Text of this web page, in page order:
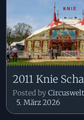
2011 Knie
Posted by
5. März 2026